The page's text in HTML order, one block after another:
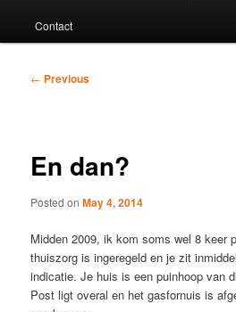
Contact
Post
← Previous
En dan?
Posted onMay 4, 2014
Midden 2009, ik kom soms wel 8 keer
thuiszorg is ingeregeld en je zit
indicatie. Je huis is een puinhoop van
Post ligt overal en het gasfornuis is